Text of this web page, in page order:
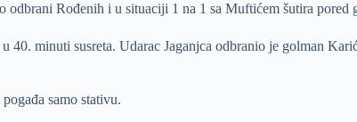
Rođenih i u situaciji 1 na 1 sa Muftićem šutira pored
minuti susreta. Udarac Jaganjca odbranio je golman
samo stativu.